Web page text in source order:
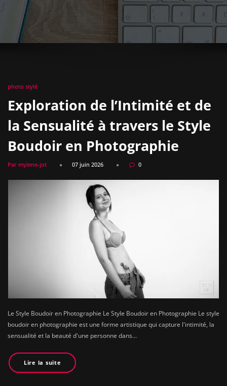
photo stylé
Exploration de l’Intimité et de
la Sensualité à travers le Style
Boudoir en Photographie
Par mylene-jot 07 juin 2026 0
Le Style Boudoir en Photographie Le Style Boudoir en Photographie Le style
boudoir en photographie est une forme artistique qui capture l'intimité, la
sensualité et la beauté d'une personne dans…
Lire la suite